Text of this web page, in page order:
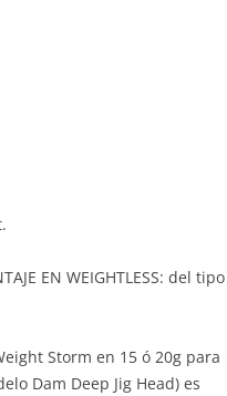
EN WEIGHTLESS: del tipo
Storm en 15 ó 20g para
Dam Deep Jig Head) es